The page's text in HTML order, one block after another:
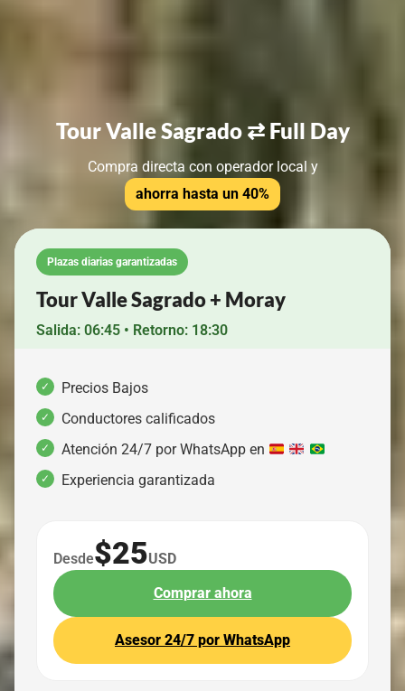
Tour Valle Sagrado ⇄ Full Day
Compra directa con operador local y
ahorra hasta un 40%
Plazas diarias garantizadas
Tour Valle Sagrado + Moray
Salida: 06:45 • Retorno: 18:30
Precios Bajos
Conductores calificados
Atención 24/7 por WhatsApp en
Experiencia garantizada
Desde$25USD
Comprar ahora
Asesor 24/7 por WhatsApp